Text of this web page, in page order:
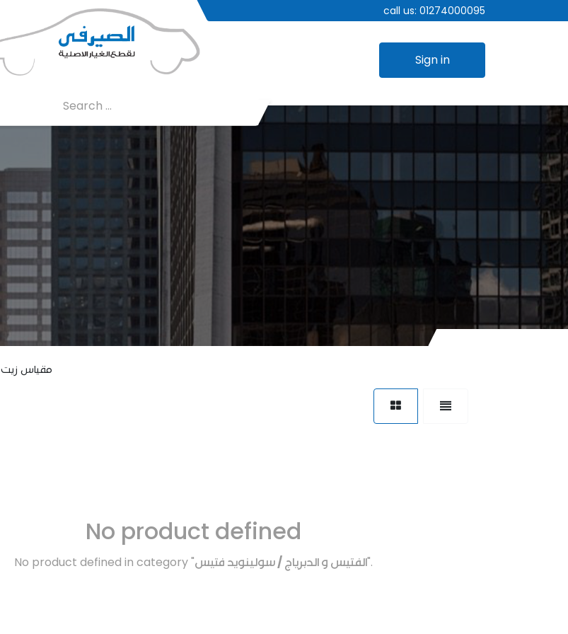
call us: 01274000095
Sign in
مقياس زيت
No product defined
No product defined in category "الفتيس و الدبرياج / سولينويد فتيس".